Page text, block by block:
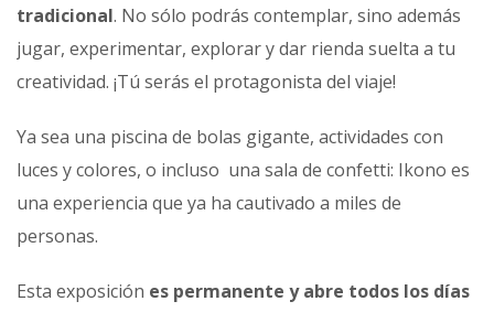
tradicional. No sólo podrás contemplar, sino además
jugar, experimentar, explorar y dar rienda suelta a tu
creatividad. ¡Tú serás el protagonista del viaje!
Ya sea una piscina de bolas gigante, actividades con
luces y colores, o incluso una sala de confetti: Ikono es
una experiencia que ya ha cautivado a miles de
personas.
Esta exposición es permanente y abre todos los días